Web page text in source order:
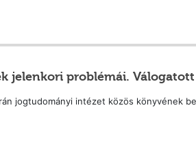
jelenkori problémái.
jogtudományi intézet közös könyvének